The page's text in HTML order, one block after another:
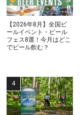
【2026年8月】全国ビ
ールイベント・ビール
フェス8選！今月はどこ
でビール飲む？